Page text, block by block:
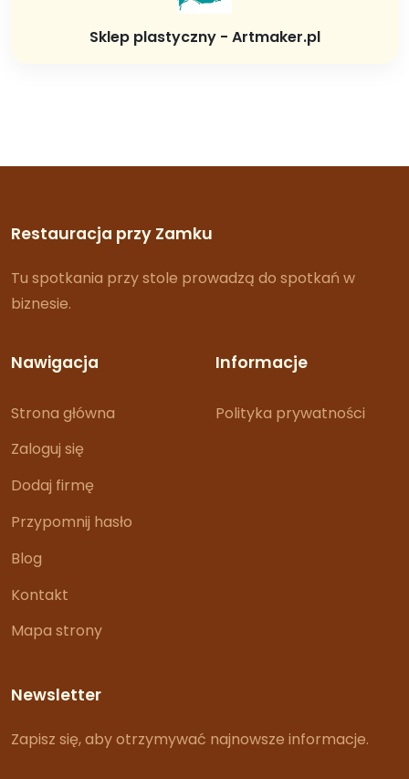
Sklep plastyczny - Artmaker.pl
Restauracja przy Zamku
Tu spotkania przy stole prowadzą do spotkań w
biznesie.
Nawigacja
Strona główna
Zaloguj się
Dodaj firmę
Przypomnij hasło
Blog
Kontakt
Mapa strony
Informacje
Polityka prywatności
Newsletter
Zapisz się, aby otrzymywać najnowsze informacje.